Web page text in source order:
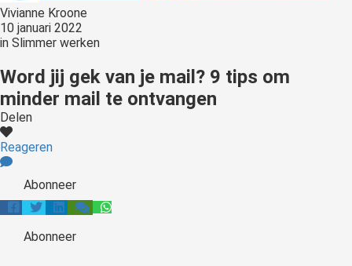
Vivianne Kroone
10 januari 2022
in Slimmer werken
Word jij gek van je mail? 9 tips om
minder mail te ontvangen
Delen
Reageren
Abonneer
Abonneer